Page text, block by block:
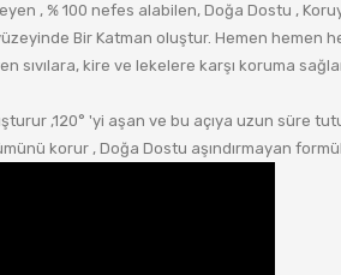
, % 100 nefes alabilen, Doğa Dostu ,
Bir Katman oluştur. Hemen hemen
kire ve lekelere karşı koruma
,120° 'yi aşan ve bu açıya uzun süre
korur , Doğa Dostu aşındırmayan